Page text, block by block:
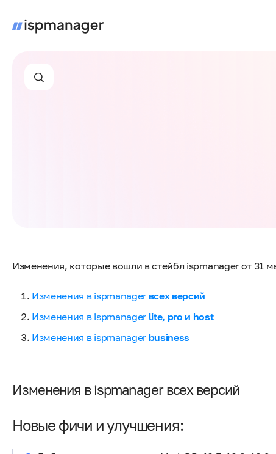
Изменения, которые вошли в стейбл ispmanager от 31
Изменения в ispmanager всех версий
Изменения в ispmanager lite, pro и host
Изменения в ispmanager business
Изменения в ispmanager всех версий
Новые фичи и улучшения: